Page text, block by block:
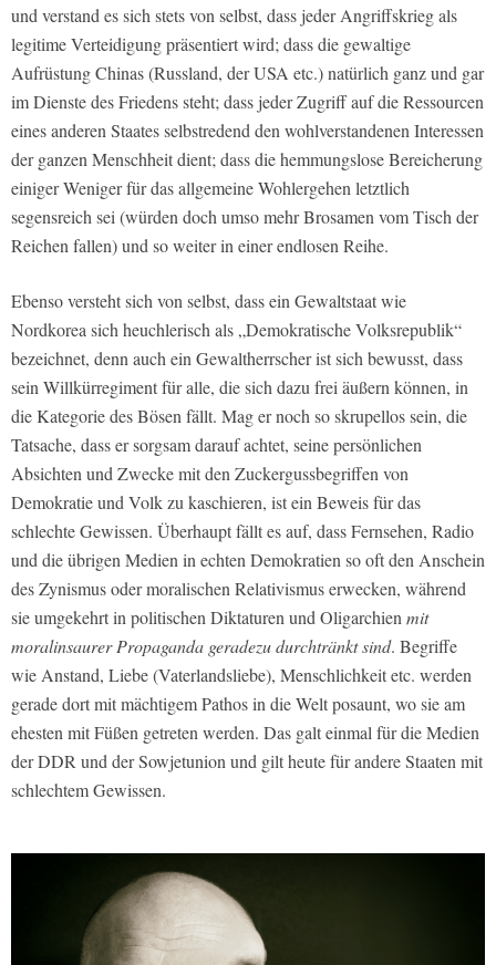
und verstand es sich stets von selbst, dass jeder Angriffskrieg als
legitime Verteidigung präsentiert wird; dass die gewaltige
Aufrüstung Chinas (Russland, der USA etc.) natürlich ganz und gar
im Dienste des Friedens steht; dass jeder Zugriff auf die Ressourcen
eines anderen Staates selbstredend den wohlverstandenen Interessen
der ganzen Menschheit dient; dass die hemmungslose Bereicherung
einiger Weniger für das allgemeine Wohlergehen letztlich
segensreich sei (würden doch umso mehr Brosamen vom Tisch der
Reichen fallen) und so weiter in einer endlosen Reihe.
Ebenso versteht sich von selbst, dass ein Gewaltstaat wie
Nordkorea sich heuchlerisch als „Demokratische Volksrepublik“
bezeichnet, denn auch ein Gewaltherrscher ist sich bewusst, dass
sein Willkürregiment für alle, die sich dazu frei äußern können, in
die Kategorie des Bösen fällt. Mag er noch so skrupellos sein, die
Tatsache, dass er sorgsam darauf achtet, seine persönlichen
Absichten und Zwecke mit den Zuckergussbegriffen von
Demokratie und Volk zu kaschieren, ist ein Beweis für das
schlechte Gewissen. Überhaupt fällt es auf, dass Fernsehen, Radio
und die übrigen Medien in echten Demokratien so oft den Anschein
des Zynismus oder moralischen Relativismus erwecken, während
sie umgekehrt in politischen Diktaturen und Oligarchienmit
moralinsaurer Propaganda geradezu durchtränkt sind. Begriffe
wie Anstand, Liebe (Vaterlandsliebe), Menschlichkeit etc. werden
gerade dort mit mächtigem Pathos in die Welt posaunt, wo sie am
ehesten mit Füßen getreten werden. Das galt einmal für die Medien
der DDR und der Sowjetunion und gilt heute für andere Staaten mit
schlechtem Gewissen.